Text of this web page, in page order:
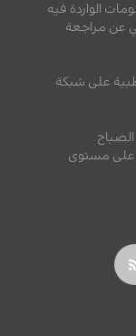
الواردة فيه
عن مراجعة
على شبكة
على مستوى